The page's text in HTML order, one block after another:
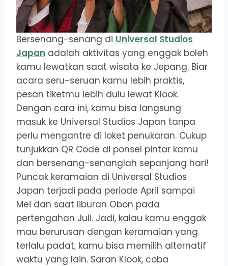
Bersenang-senang di Universal Studios
Japan adalah aktivitas yang enggak boleh
kamu lewatkan saat wisata ke Jepang. Biar
acara seru-seruan kamu lebih praktis,
pesan tiketmu lebih dulu lewat Klook.
Dengan cara ini, kamu bisa langsung
masuk ke Universal Studios Japan tanpa
perlu mengantre di loket penukaran. Cukup
tunjukkan QR Code di ponsel pintar kamu
dan bersenang-senanglah sepanjang hari!
Puncak keramaian di Universal Studios
Japan terjadi pada periode April sampai
Mei dan saat liburan Obon pada
pertengahan Juli. Jadi, kalau kamu enggak
mau berurusan dengan keramaian yang
terlalu padat, kamu bisa memilih alternatif
waktu yang lain. Saran Klook, coba